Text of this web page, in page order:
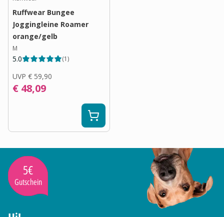
Ruffwear Bungee
Joggingleine Roamer
orange/gelb
M
5.0 (1)
UVP € 59,90
€ 48,09
5€
Gutschein